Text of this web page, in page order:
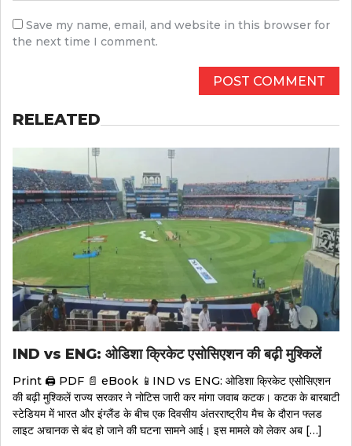
Save my name, email, and website in this browser for
the next time I comment.
RELEATED
IND vs ENG: ओडिशा क्रिकेट एसोसिएशन की बढ़ी मुश्किलें
Print 🖨 PDF 📄 eBook 📱IND vs ENG: ओडिशा क्रिकेट एसोसिएशन
की बढ़ी मुश्किलें राज्य सरकार ने नोटिस जारी कर मांगा जवाब कटक। कटक के बारबाटी
स्टेडियम में भारत और इंग्लैंड के बीच एक दिवसीय अंतरराष्ट्रीय मैच के दौरान फ्लड
लाइट अचानक से बंद हो जाने की घटना सामने आई। इस मामले को लेकर अब […]